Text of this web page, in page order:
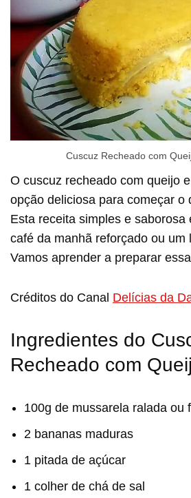
Cuscuz Recheado com
O cuscuz recheado com queijo
opção deliciosa para começar o
Esta receita simples e saborosa
café da manhã reforçado ou um
Vamos aprender a preparar
Créditos do Canal Delícias da
Ingredientes do
Recheado com
100g de mussarela ralada ou
2 bananas maduras
1 pitada de açúcar
1 colher de chá de sal